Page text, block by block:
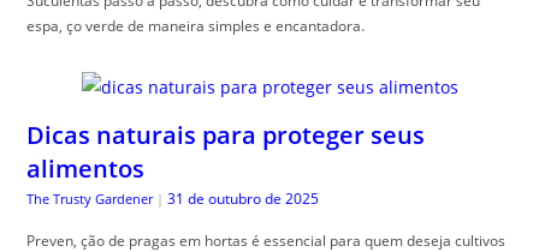
espa, ço verde de maneira simples e encantadora.
Dicas naturais para proteger seus
alimentos
The Trusty Gardener | 31 de outubro de 2025
Preven, ção de pragas em hortas é essencial para quem deseja cultivos